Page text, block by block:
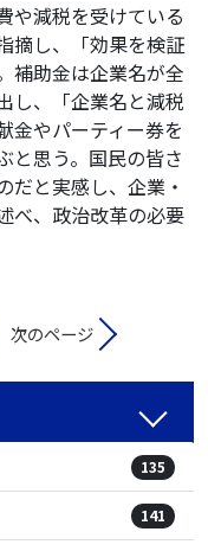
や減税を受けている
摘し、「効果を検証
補助金は企業名が全
し、「企業名と減税
金やパーティー券を
と思う。国民の皆さ
だと実感し、企業・
べ、政治改革の必要
次のページ
135
141